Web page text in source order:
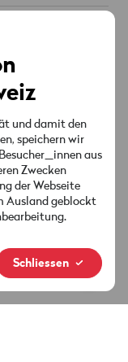
und damit den
speichern wir
aus
Zwecken
der Webseite
Ausland geblockt
Schliessen